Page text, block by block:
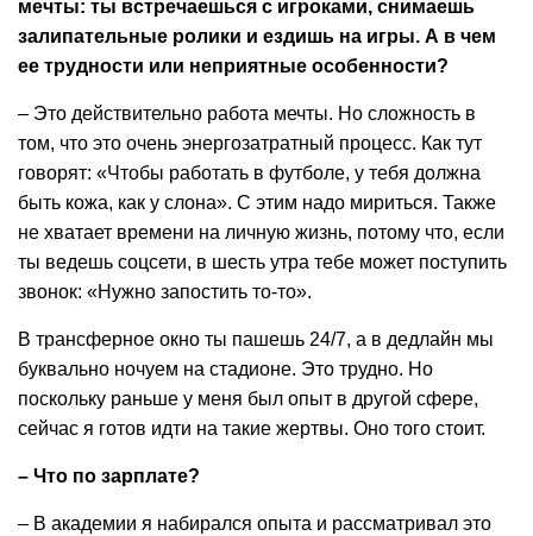
мечты: ты встречаешься с игроками, снимаешь
залипательные ролики и ездишь на игры. А в чем
ее трудности или неприятные особенности?
– Это действительно работа мечты. Но сложность в
том, что это очень энергозатратный процесс. Как тут
говорят: «Чтобы работать в футболе, у тебя должна
быть кожа, как у слона». С этим надо мириться. Также
не хватает времени на личную жизнь, потому что, если
ты ведешь соцсети, в шесть утра тебе может поступить
звонок: «Нужно запостить то-то».
В трансферное окно ты пашешь 24/7, а в дедлайн мы
буквально ночуем на стадионе. Это трудно. Но
поскольку раньше у меня был опыт в другой сфере,
сейчас я готов идти на такие жертвы. Оно того стоит.
– Что по зарплате?
– В академии я набирался опыта и рассматривал это